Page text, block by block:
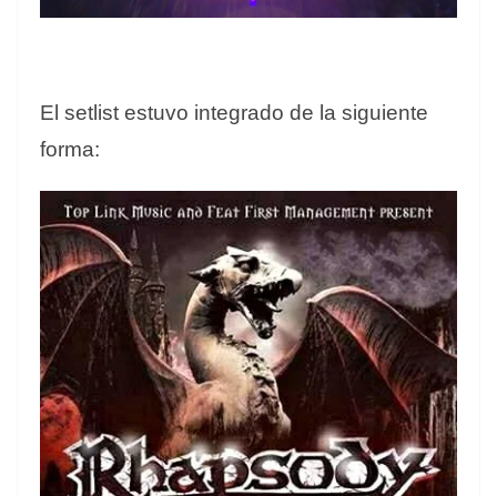
El setlist estuvo integrado de la siguiente
forma: